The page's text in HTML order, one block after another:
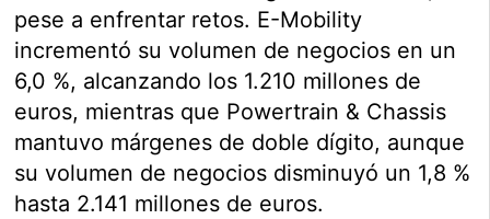
pese a enfrentar retos. E-Mobility
incrementó su volumen de negocios en un
6,0 %, alcanzando los 1.210 millones de
euros, mientras que Powertrain & Chassis
mantuvo márgenes de doble dígito, aunque
su volumen de negocios disminuyó un 1,8 %
hasta 2.141 millones de euros.